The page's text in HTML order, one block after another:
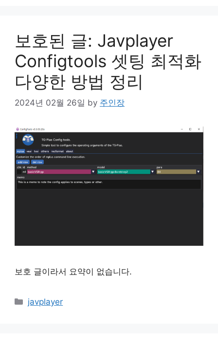
보호된 글: Javplayer
Configtools 셋팅 최적화
다양한 방법 정리
2024년 02월 26일 by 주인장
보호 글이라서 요약이 없습니다.
Categories
javplayer